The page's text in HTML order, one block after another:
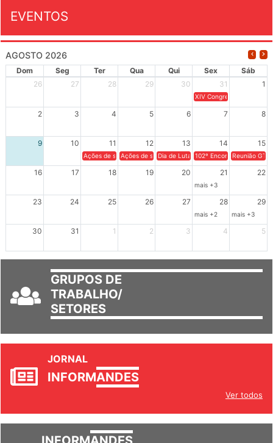
EVENTOS
AGOSTO 2026
Dom Seg Ter Qua Qui Sex
Sáb
26
27 28 29 30 31 1
XIV Congresso Brasileiro
2 3 4 5 6 7 8
9 10 11 12 13 14 15
Ações de solidariedade a Cuba no Rio Grande do Sul - 100
Ações de solidariedade a Cuba no Rio Grande do
Dia de Luta em Defesa de Cuba e da
102º Encontro da
Reunião
16 17 18 19 20 21 22
mais +3
23 24 25 26 27 28 29
mais +2 mais +3
30 31 1 2 3 4 5
GRUPOS DE
TRABALHO/
SETORES
JORNAL
INFORMANDES
Ver todos